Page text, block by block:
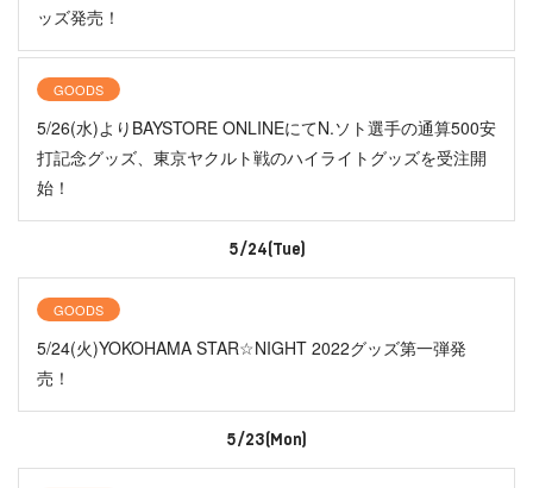
ッズ発売！
GOODS
5/26(水)よりBAYSTORE ONLINEにてN.ソト選手の通算500安
打記念グッズ、東京ヤクルト戦のハイライトグッズを受注開
始！
5/24(Tue)
GOODS
5/24(火)YOKOHAMA STAR☆NIGHT 2022グッズ第一弾発
売！
5/23(Mon)